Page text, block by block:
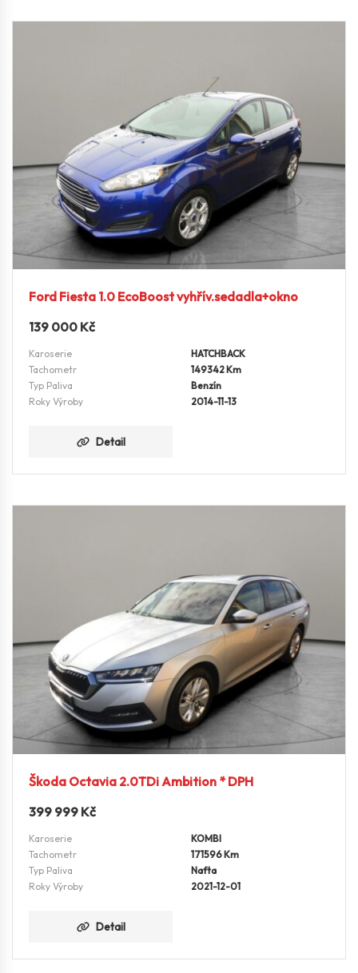
Ford Fiesta 1.0 EcoBoost vyhřív.sedadla+okno
139 000 Kč
Karoserie
HATCHBACK
Tachometr
149342 Km
Typ Paliva
Benzín
Roky Výroby
2014-11-13
Detail
Škoda Octavia 2.0TDi Ambition * DPH
399 999 Kč
Karoserie
KOMBI
Tachometr
171596 Km
Typ Paliva
Nafta
Roky Výroby
2021-12-01
Detail